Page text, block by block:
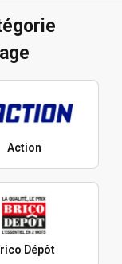
Action
Dépôt